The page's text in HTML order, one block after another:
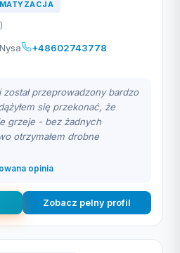
+48602743778
został przeprowadzony bardzo
się przekonać, że
grzeje - bez żadnych
otrzymałem drobne
opinia
Zobacz pelny profil